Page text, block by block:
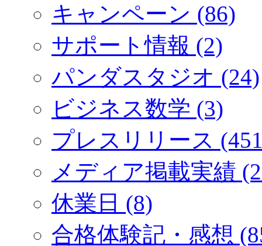
キャンペーン (86)
サポート情報 (2)
パンダスタジオ (24)
ビジネス数学 (3)
プレスリリース
メディア掲載実績
休業日 (8)
合格体験記・感想